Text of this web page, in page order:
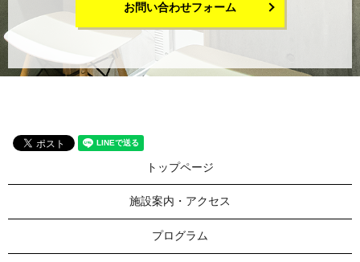
お問い合わせフォーム
トップページ
施設案内・アクセス
プログラム